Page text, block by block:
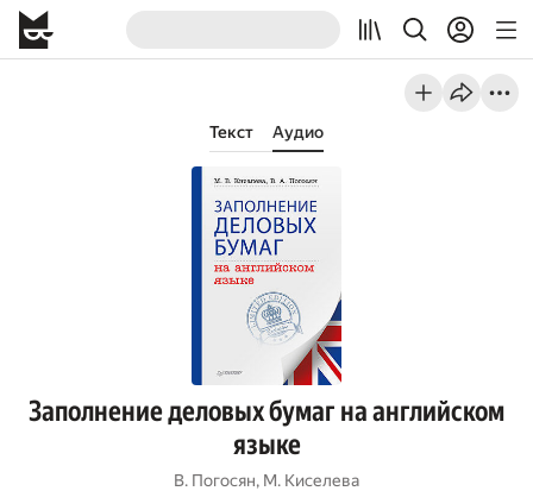
Текст Аудио
Заполнение деловых бумаг на английском
языке
В. Погосян, М. Киселева